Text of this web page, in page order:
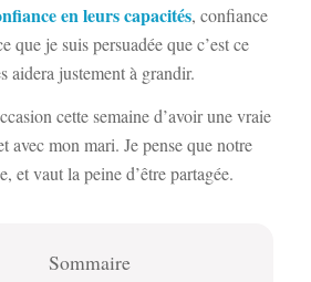
en leurs capacités, confiance
que je suis persuadée que c’est ce
aidera justement à grandir.
cette semaine d’avoir une vraie
avec mon mari. Je pense que notre
et vaut la peine d’être partagée.
Sommaire